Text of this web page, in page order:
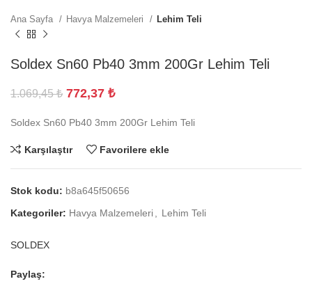
Ana Sayfa Havya Malzemeleri Lehim Teli
Soldex Sn60 Pb40 3mm 200Gr Lehim Teli
1.069,45₺ 772,37 ₺
Soldex Sn60 Pb40 3mm 200Gr Lehim Teli
Karşılaştır Favorilere ekle
Stok kodu: b8a645f50656
Kategoriler: Havya Malzemeleri Lehim Teli
SOLDEX
Paylaş: